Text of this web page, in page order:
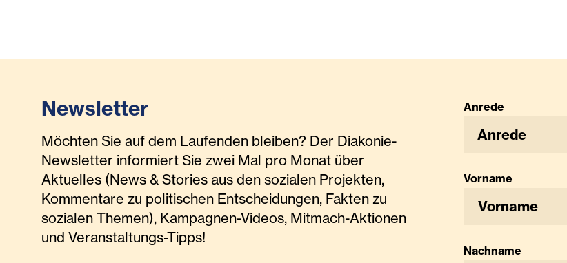
Newsletter
Möchten Sie auf dem Laufenden bleiben? Der Diakonie-
Newsletter informiert Sie zwei Mal pro Monat über
Aktuelles (News & Stories aus den sozialen Projekten,
Kommentare zu politischen Entscheidungen, Fakten zu
sozialen Themen), Kampagnen-Videos, Mitmach-Aktionen
und Veranstaltungs-Tipps!
Anrede
Anrede
Vorname
Nachname